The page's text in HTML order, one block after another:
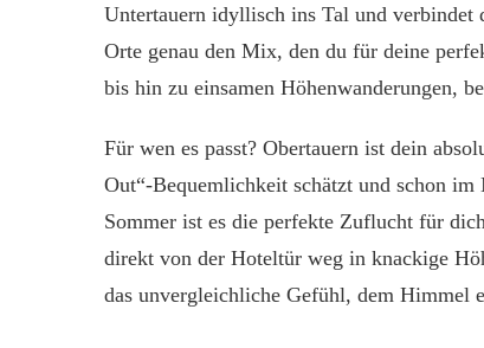
Untertauern idyllisch ins Tal und verbindet
Orte genau den Mix, den du für deine
bis hin zu einsamen Höhenwanderungen,
Für wen es passt? Obertauern ist dein
Out“-Bequemlichkeit schätzt und schon
Sommer ist es die perfekte Zuflucht für
direkt von der Hoteltür weg in knackige
das unvergleichliche Gefühl, dem Himmel